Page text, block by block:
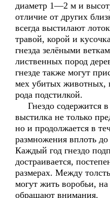
диаметр 1—2 м и
отличие от других
всегда выстилают
травой, корой и
гнезда зелёными
лиственных пород
гнезде также могут
мех убитых животных,
рода подстилкой.
Гнездо содержится
выстилка не только
но и продолжается в
размножения вплоть
Каждый год гнездо
достраивается,
размерах. Между
могут жить воробьи,
обращают внимания.